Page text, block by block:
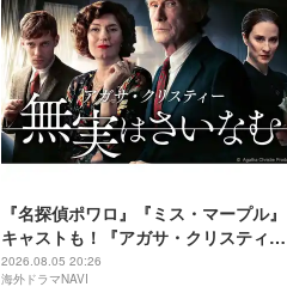
『名探偵ポワロ』『ミス・マープル』
キャストも！『アガサ・クリスティー
無実はさいなむ』8月10日（月）放送ス
タート
2026.08.05 20:26
海外ドラマNAVI